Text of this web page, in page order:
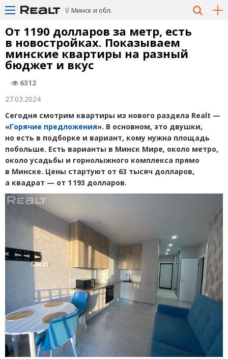
Минск и обл.
От 1190 долларов за метр, есть
в новостройках. Показываем
минские квартиры на разный
бюджет и вкус
6312
27.03.2024
Сегодня смотрим квартиры из нового раздела Realt —
«Горячие предложения». В основном, это двушки,
но есть в подборке и вариант, кому нужна площадь
побольше. Есть варианты в Минск Мире, около метро,
около усадьбы и горнолыжного комплекса прямо
в Минске. Цены стартуют от 63 тысяч долларов,
а квадрат — от 1 193 долларов.